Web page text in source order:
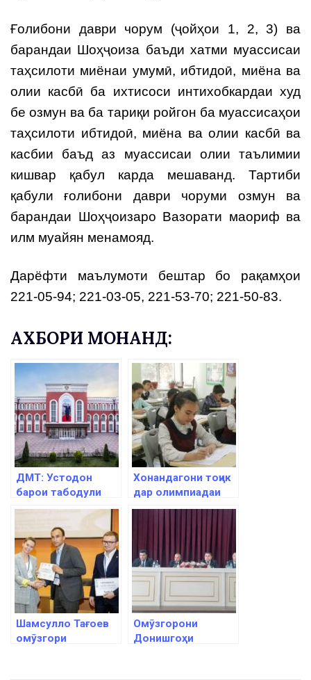
Ғолибони даври чорум (ҷойҳои 1, 2, 3) ва
барандаи Шоҳҷоиза баъди хатми муассисаи
таҳсилоти миёнаи умумӣ, ибтидоӣ, миёна ва
олии касбӣ ба ихтисоси интихобкардаи худ
бе озмун ва ба тариқи ройгон ба муассисаҳои
таҳсилоти ибтидоӣ, миёна ва олии касбӣ ва
касбии баъд аз муассисаи олии таълимии
кишвар қабул карда мешаванд. Тартиби
қабули ғолибони даври чоруми озмун ва
барандаи Шоҳҷоизаро Вазорати маориф ва
илм муайян менамояд.
Дарёфти маълумоти бештар бо рақамҳои
221-05-94; 221-03-05, 221-53-70; 221-50-83.
АХБОРИ МОНАНД:
ДМТ: Устодон
барои табодули
таҷриба ба хориҷ
Хонандагони тоҷик
дар олимпиадаи
байналмилалӣ
сазовори 1058 ҷойи
ифтихорӣ шуданд
Шамсулло Тағоев
омӯзгори
Омӯзгорони
Донишгоҳи